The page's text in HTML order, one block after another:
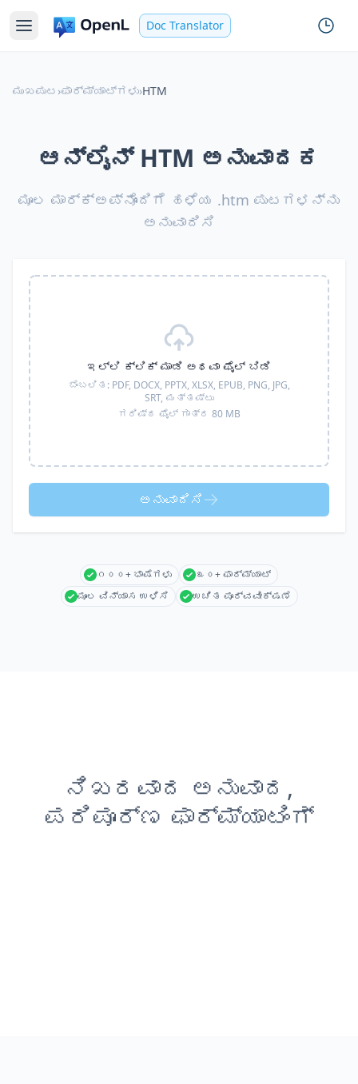
Doc Translator
ಮುಖಪುಟ ›ಫಾರ್ಮ್ಯಾಟ್‌ಗಳು›HTM
ಆನ್‌ಲೈನ್ HTM ಅನುವಾದಕ
ಮೂಲ ಮಾರ್ಕ್‌ಅಪ್‌ನೊಂದಿಗೆ ಹಳೆಯ .htm ಪುಟಗಳನ್ನು
ಅನುವಾದಿಸಿ
ಇಲ್ಲಿ ಕ್ಲಿಕ್ ಮಾಡಿ ಅಥವಾ ಫೈಲ್ ಬಿಡಿ
ಬೆಂಬಲಿತ: PDF, DOCX, PPTX, XLSX, EPUB, PNG, JPG,
SRT, ಮತ್ತಷ್ಟು
ಗರಿಷ್ಠ ಫೈಲ್ ಗಾತ್ರ 80 MB
ಅನುವಾದಿಸಿ
೧೦೦+ ಭಾಷೆಗಳು
೩೦+ ಫಾರ್ಮ್ಯಾಟ್
ಮೂಲ ವಿನ್ಯಾಸ ಉಳಿಸಿ
ಉಚಿತ ಪೂರ್ವವೀಕ್ಷಣೆ
ನಿಖರವಾದ ಅನುವಾದ,
ಪರಿಪೂರ್ಣ ಫಾರ್ಮ್ಯಾಟಿಂಗ್